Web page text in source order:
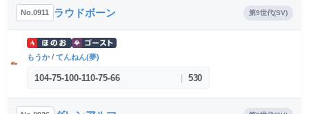
No.0911 ラウドボーン 第9世代(SV)
もうか/ てんねん(夢)
104-75-100-110-75-66 530